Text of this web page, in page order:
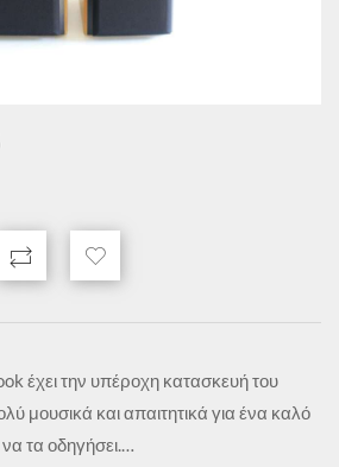
έχει την υπέροχη κατασκευή του
μουσικά και απαιτητικά για ένα καλό
τα οδηγήσει.…